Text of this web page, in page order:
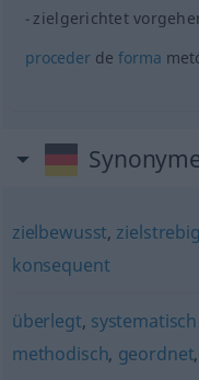
zielgerichtet
procederdeforma
zielbewusst, zielstrebig
konsequent
überlegt,
methodisch, geordnet,